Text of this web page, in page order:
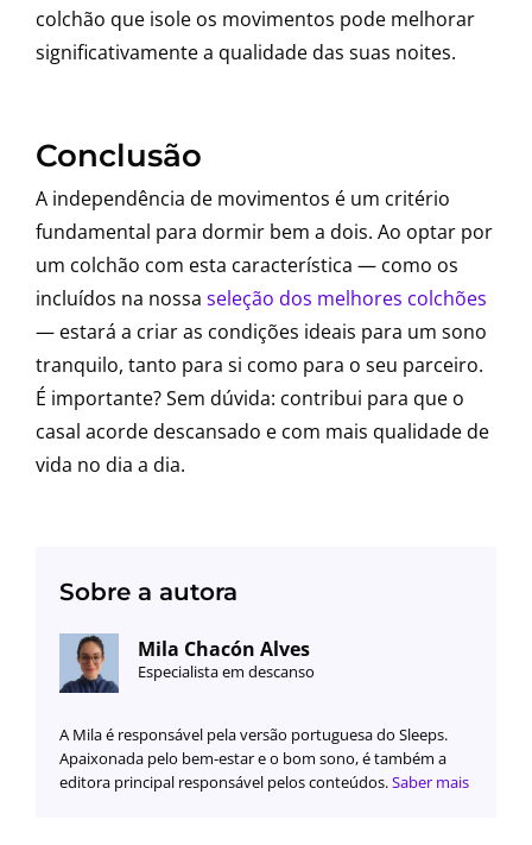
colchão que isole os movimentos pode melhorar
significativamente a qualidade das suas noites.
Conclusão
A independência de movimentos é um critério
fundamental para dormir bem a dois. Ao optar por
um colchão com esta característica — como os
incluídos na nossa seleção dos melhores colchões
— estará a criar as condições ideais para um sono
tranquilo, tanto para si como para o seu parceiro.
É importante? Sem dúvida: contribui para que o
casal acorde descansado e com mais qualidade de
vida no dia a dia.
Sobre a autora
Mila Chacón Alves
Especialista em descanso
A Mila é responsável pela versão portuguesa do Sleeps.
Apaixonada pelo bem-estar e o bom sono, é também a
editora principal responsável pelos conteúdos.Saber mais